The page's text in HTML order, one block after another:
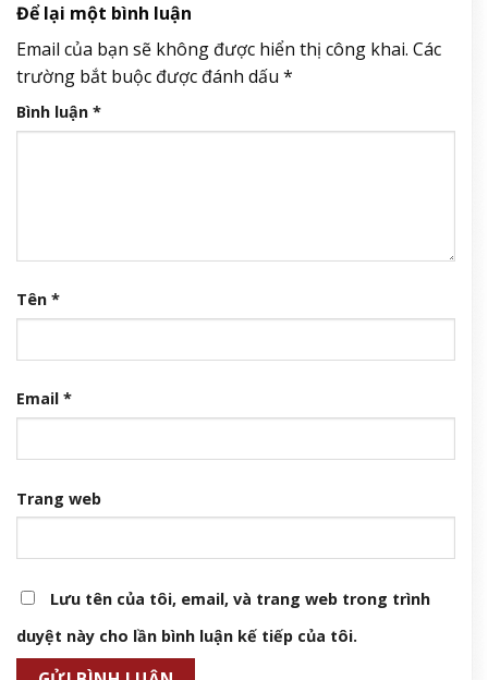
Để lại một bình luận
Email của bạn sẽ không được hiển thị công khai. Các
trường bắt buộc được đánh dấu *
Bình luận *
Tên *
Email *
Trang web
Lưu tên của tôi, email, và trang web trong trình
duyệt này cho lần bình luận kế tiếp của tôi.